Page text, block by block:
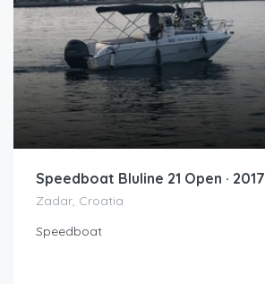
Speedboat Bluline 21 Open · 2017
Zadar, Croatia
Speedboat